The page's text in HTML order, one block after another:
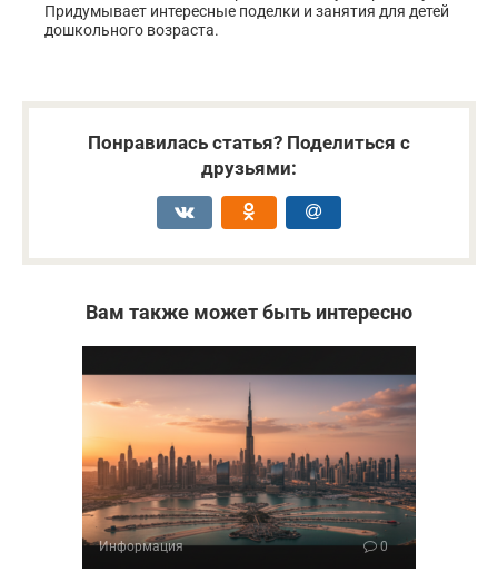
Придумывает интересные поделки и занятия для детей
дошкольного возраста.
Понравилась статья? Поделиться с
друзьями:
Вам также может быть интересно
Информация 0